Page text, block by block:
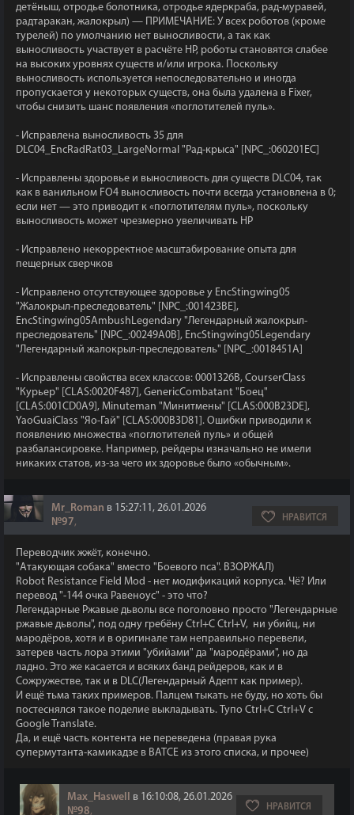
детёныш, отродье болотника, отродье ядеркраба, рад-муравей,
радтаракан, жалокрыл) — ПРИМЕЧАНИЕ: У всех роботов (кроме
турелей) по умолчанию нет выносливости, а так как
выносливость участвует в расчёте HP, роботы становятся слабее
на высоких уровнях существ и/или игрока. Поскольку
выносливость используется непоследовательно и иногда
пропускается у некоторых существ, она была удалена в Fixer,
чтобы снизить шанс появления «поглотителей пуль».
- Исправлена выносливость 35 для
DLC04_EncRadRat03_LargeNormal "Рад-крыса" [NPC_:060201EC]
- Исправлены здоровье и выносливость для существ DLC04, так
как в ванильном FO4 выносливость почти всегда установлена в 0;
если нет — это приводит к «поглотителям пуль», поскольку
выносливость может чрезмерно увеличивать HP
- Исправлено некорректное масштабирование опыта для
пещерных сверчков
- Исправлено отсутствующее здоровье у EncStingwing05
"Жалокрыл-преследователь" [NPC_:001423BE],
EncStingwing05AmbushLegendary "Легендарный жалокрыл-
преследователь" [NPC_:00249A0B], EncStingwing05Legendary
"Легендарный жалокрыл-преследователь" [NPC_:0018451A]
- Исправлены свойства всех классов: 0001326B, CourserClass
"Курьер" [CLAS:0020F487], GenericCombatant "Боец"
[CLAS:001CD0A9], Minuteman "Минитмены" [CLAS:000B23DE],
YaoGuaiClass "Яо-Гай" [CLAS:000B3D81]. Ошибки приводили к
появлению множества «поглотителей пуль» и общей
разбалансировке. Например, рейдеры изначально не имели
никаких статов, из-за чего их здоровье было «обычным».
Mr_Roman в 15:27:11, 26.01.2026
№97, НРАВИТСЯ
Переводчик жжёт, конечно.
"Атакующая собака" вместо "Боевого пса". ВЗОРЖАЛ)
Robot Resistance Field Mod - нет модификаций корпуса. Чё? Или
перевод "-144 очка Равеноус" - это что?
Легендарные Ржавые дьволы все поголовно просто "Легендарные
ржавые дьволы", под одну гребёну Ctrl+C Ctrl+V, ни убийц, ни
мародёров, хотя и в оригинале там неправильно перевели,
затерев часть лора этими "убийами" да "мародёрами", но да
ладно. Это же касается и всяких банд рейдеров, как и в
Сожружестве, так и в DLC(Легендарный Адепт как пример).
И ещё тьма таких примеров. Палцем тыкать не буду, но хоть бы
постеснялся такое поделие выкладывать. Тупо Ctrl+C Ctrl+V с
Google Translate.
Да, и ещё часть контента не переведена (правая рука
супермутанта-камикадзе в ВАТСЕ из этого списка, и прочее)
Max_Haswell в 16:10:08, 26.01.2026
№98, НРАВИТСЯ